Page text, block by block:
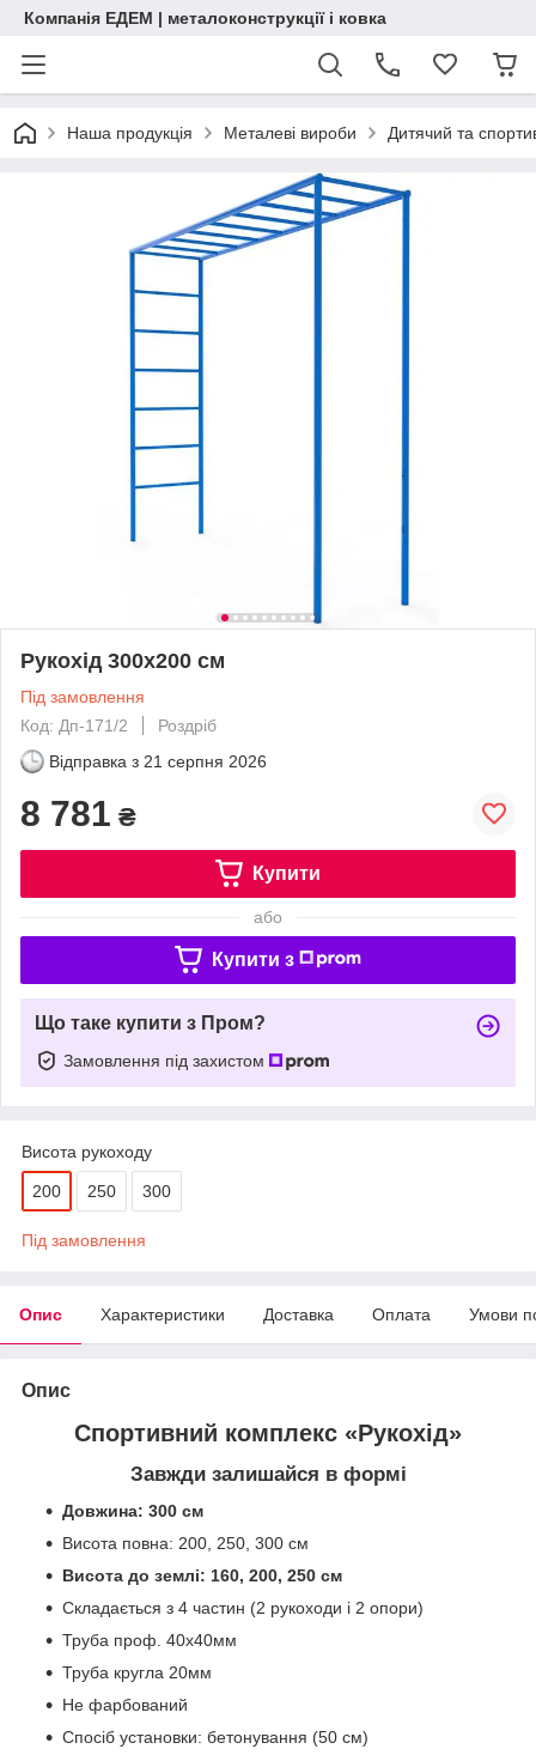
Компанія ЕДЕМ | металоконструкції і ковка
Наша продукція Металеві вироби Дитячий та
Рукохід 300х200 см
Під замовлення
Код: Дп-171/2
Роздріб
Відправка з 21 серпня 2026
8 781 ₴
Купити
або
Купити з
Що таке купити з Пром?
Замовлення під захистом
Висота рукоходу
200 250 300
Під замовлення
Опис Характеристики Доставка Оплата Умови
Опис
Спортивний комплекс «Рукохід»
Завжди залишайся в формі
Довжина: 300 см
Висота повна: 200, 250, 300 см
Висота до землі: 160, 200, 250 см
Складається з 4 частин (2 рукоходи і 2 опори)
Труба проф. 40х40мм
Труба кругла 20мм
Не фарбований
Спосіб установки: бетонування (50 см)